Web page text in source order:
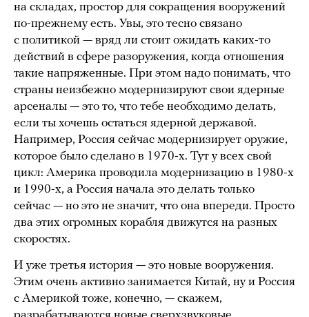
на складах, простор для сокращения вооружений
по-прежнему есть. Увы, это тесно связано
с политикой — вряд ли стоит ожидать каких-то
действий в сфере разоружения, когда отношения
такие напряженные. При этом надо понимать, что
страны неизбежно модернизируют свои ядерные
арсеналы — это то, что тебе необходимо делать,
если ты хочешь остаться ядерной державой.
Например, Россия сейчас модернизирует оружие,
которое было сделано в 1970-х. Тут у всех свой
цикл: Америка проводила модернизацию в 1980-х
и 1990-х, а Россия начала это делать только
сейчас — но это не значит, что она впереди. Просто
два этих огромных корабля движутся на разных
скоростях.
И уже третья история — это новые вооружения.
Этим очень активно занимается Китай, ну и Россия
с Америкой тоже, конечно, — скажем,